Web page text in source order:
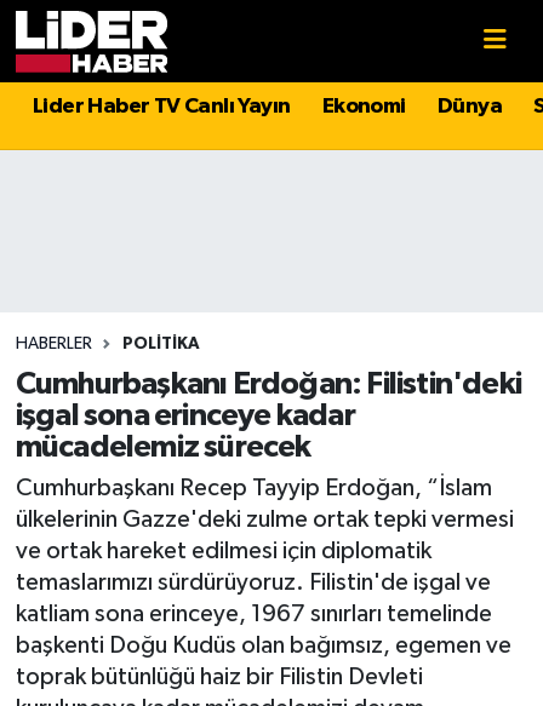
Lider Haber TV Canlı Yayın Ekonomi Dünya
HABERLER POLITIKA
Cumhurbaşkanı Erdoğan: Filistin'deki
işgal sona erinceye kadar
mücadelemiz sürecek
Cumhurbaşkanı Recep Tayyip Erdoğan, “İslam
ülkelerinin Gazze'deki zulme ortak tepki vermesi
ve ortak hareket edilmesi için diplomatik
temaslarımızı sürdürüyoruz. Filistin'de işgal ve
katliam sona erinceye, 1967 sınırları temelinde
başkenti Doğu Kudüs olan bağımsız, egemen ve
toprak bütünlüğü haiz bir Filistin Devleti
Politika
Magazin
Spor
Sağlık
Teknoloji
Turizm
Kültür - Sanat
Hava Durumu
Süper Lig Puan Durumu ve Fikstür
Tüm Manşetler
Son Dakika Haberleri
Haber Arşivi